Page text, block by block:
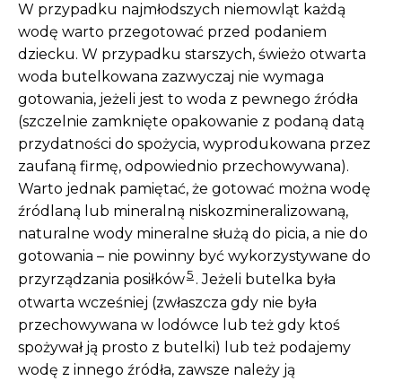
W przypadku najmłodszych niemowląt każdą
wodę warto przegotować przed podaniem
dziecku. W przypadku starszych, świeżo otwarta
woda butelkowana zazwyczaj nie wymaga
gotowania, jeżeli jest to woda z pewnego źródła
(szczelnie zamknięte opakowanie z podaną datą
przydatności do spożycia, wyprodukowana przez
zaufaną firmę, odpowiednio przechowywana).
Warto jednak pamiętać, że gotować można wodę
źródlaną lub mineralną niskozmineralizowaną,
naturalne wody mineralne służą do picia, a nie do
gotowania – nie powinny być wykorzystywane do
przyrządzania posiłków5 . Jeżeli butelka była
otwarta wcześniej (zwłaszcza gdy nie była
przechowywana w lodówce lub też gdy ktoś
spożywał ją prosto z butelki) lub też podajemy
wodę z innego źródła, zawsze należy ją